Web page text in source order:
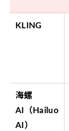
KLING
海螺
AI（Hailuo
AI）